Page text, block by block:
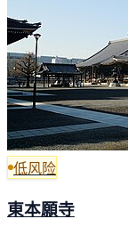
低风险
東本願寺